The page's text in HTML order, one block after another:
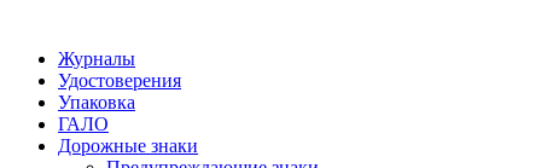
Журналы
Удостоверения
Упаковка
ГАЛО
Дорожные знаки